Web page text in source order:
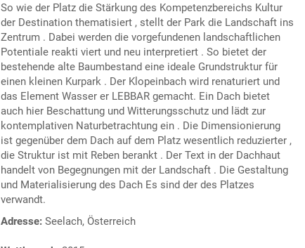
So wie der Platz die Stärkung des Kompetenzbereichs Kultur
der Destination thematisiert , stellt der Park die Landschaft ins
Zentrum . Dabei werden die vorgefundenen landschaftlichen
Potentiale reakti viert und neu interpretiert . So bietet der
bestehende alte Baumbestand eine ideale Grundstruktur für
einen kleinen Kurpark . Der Klopeinbach wird renaturiert und
das Element Wasser er LEBBAR gemacht. Ein Dach bietet
auch hier Beschattung und Witterungsschutz und lädt zur
kontemplativen Naturbetrachtung ein . Die Dimensionierung
ist gegenüber dem Dach auf dem Platz wesentlich reduzierter ,
die Struktur ist mit Reben berankt . Der Text in der Dachhaut
handelt von Begegnungen mit der Landschaft . Die Gestaltung
und Materialisierung des Dach Es sind der des Platzes
verwandt.
Adresse: Seelach, Österreich